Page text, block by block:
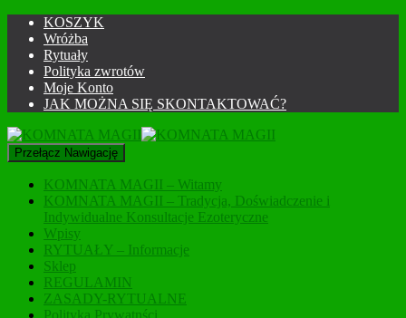
KOSZYK
Wróżba
Rytuały
Polityka zwrotów
Moje Konto
JAK MOŻNA SIĘ SKONTAKTOWAĆ?
Przełącz Nawigację
KOMNATA MAGII – Witamy
KOMNATA MAGII – Tradycja, Doświadczenie i
Indywidualne Konsultacje Ezoteryczne
Wpisy
RYTUAŁY – Informacje
Sklep
REGULAMIN
ZASADY-RYTUALNE
Polityka Prywatnści